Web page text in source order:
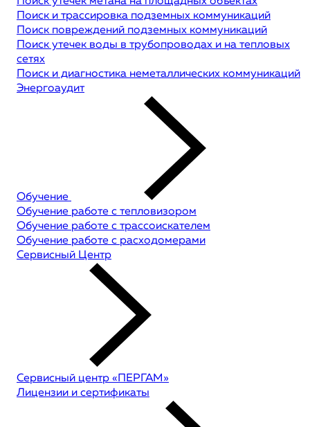
Поиск и трассировка подземных коммуникаций
Поиск повреждений подземных коммуникаций
Поиск утечек воды в трубопроводах и на тепловых
сетях
Поиск и диагностика неметаллических коммуникаций
Энергоаудит
Обучение
Обучение работе с тепловизором
Обучение работе с трассоискателем
Обучение работе с расходомерами
Сервисный Центр
Сервисный центр «ПЕРГАМ»
Лицензии и сертификаты